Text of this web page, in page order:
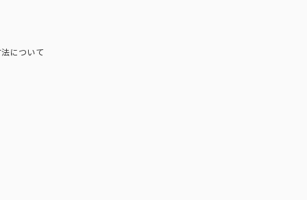
について